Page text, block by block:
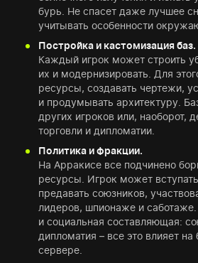
бурь. Не спасет даже лучшее
учитывать особенности
Постройка и кастомизация баз.
Каждый игрок может строить
их и модернизировать. Для
ресурсы, создавать чертежи,
и продумывать архитектуру.
других игроков или, наоборот,
торговли и дипломатии.
Политика и фракции.
На Арракисе все подчинено
ресурсы. Игрок может
предавать союзников,
лидеров, шпионаже и
и социальная составляющая:
дипломатия – все это влияет на
сервере.